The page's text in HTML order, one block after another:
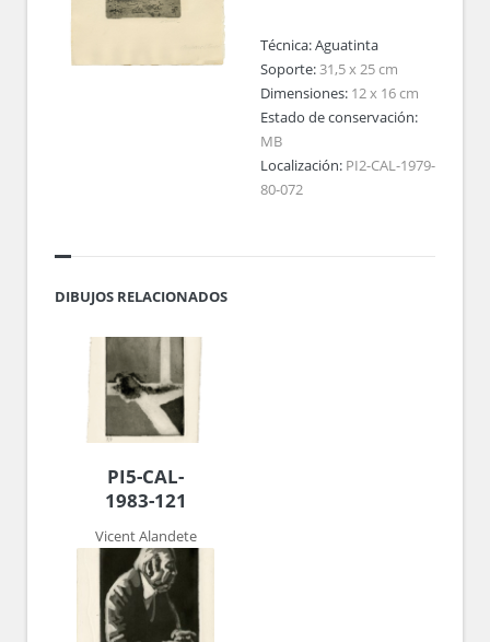
Técnica:Aguatinta
Soporte:31,5 x 25 cm
Dimensiones: 12 x 16 cm
Estado de conservación:
MB
Localización: PI2-CAL-1979-
80-072
DIBUJOS RELACIONADOS
PI5-CAL-
1983-121
Vicent Alandete